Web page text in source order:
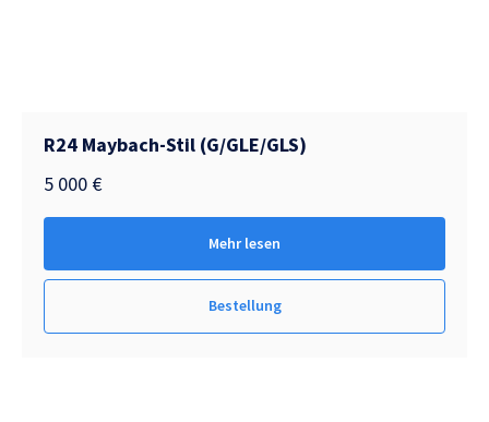
R24 Maybach-Stil (G/GLE/GLS)
5 000 €
Mehr lesen
Bestellung